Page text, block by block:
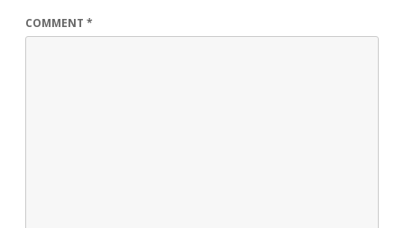
COMMENT *